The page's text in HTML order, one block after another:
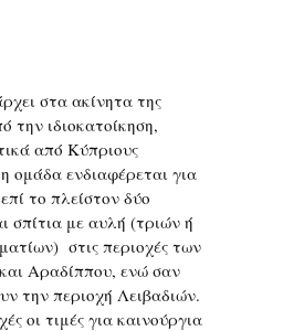
στα ακίνητα της
την ιδιοκατοίκηση,
από Κύπριους
ομάδα ενδιαφέρεται για
το πλείστον δύο
σπίτια με αυλή (τριών ή
στις περιοχές των
Αραδίππου, ενώ σαν
την περιοχή Λειβαδιών.
οι τιμές για καινούργια